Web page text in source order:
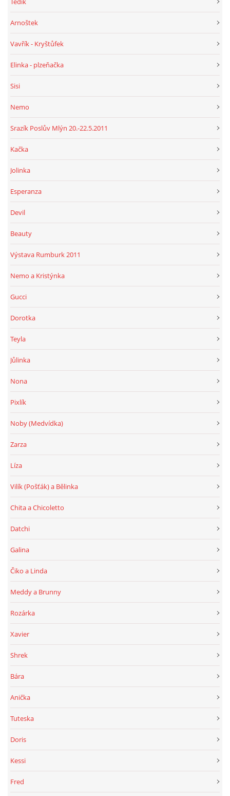
Arnoštek
Vavřík - Kryštůfek
Elinka - plzeňačka
Sisi
Nemo
Srazík Poslův Mlýn 20.-22.5.2011
Kačka
Jolinka
Esperanza
Devil
Beauty
Výstava Rumburk 2011
Nemo a Kristýnka
Gucci
Dorotka
Teyla
Jůlinka
Nona
Pixlík
Noby (Medvídka)
Zarza
Líza
Vilík (Pošťák) a Bělinka
Chita a Chicoletto
Datchi
Galina
Čiko a Linda
Meddy a Brunny
Rozárka
Xavier
Shrek
Bára
Anička
Tuteska
Doris
Kessi
Fred